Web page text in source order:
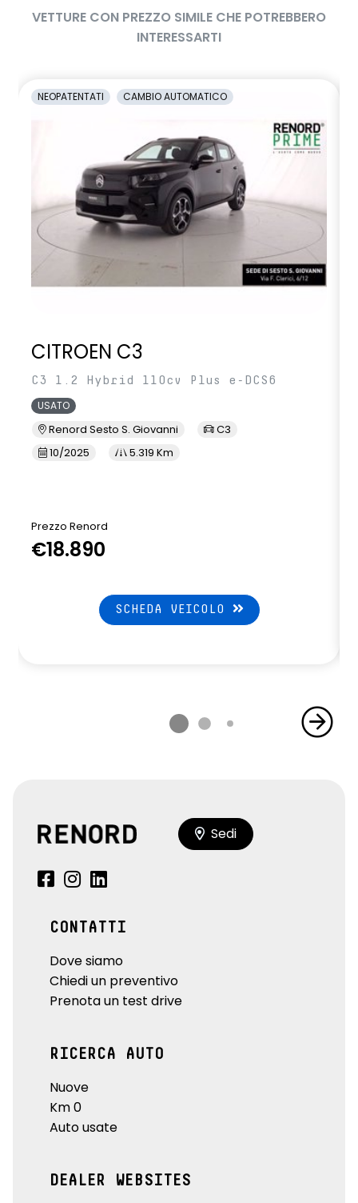
VETTURE CON PREZZO SIMILE CHE POTREBBERO
INTERESSARTI
NEOPATENTATI CAMBIO AUTOMATICO
CITROEN C3
C3 1.2 Hybrid 110cv Plus e-DCS6
USATO
Renord Sesto S. Giovanni
C3
10/2025
5.319 Km
Prezzo Renord
€18.890
SCHEDA VEICOLO
Sedi
CONTATTI
Dove siamo
Chiedi un preventivo
Prenota un test drive
RICERCA AUTO
Nuove
Km 0
Auto usate
DEALER WEBSITES